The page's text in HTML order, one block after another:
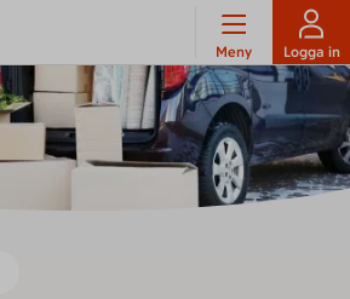
Meny Logga in